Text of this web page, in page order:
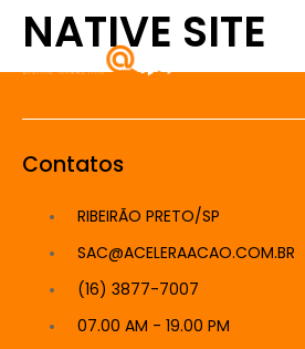
NATIVE SITE
Contatos
RIBEIRÃO PRETO/SP
SAC@ACELERAACAO.COM.BR
(16) 3877-7007
07.00 AM - 19.00 PM